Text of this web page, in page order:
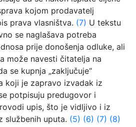
kojom prodavatelj
prava vlasništva. (7) U tekstu
se naglašava potreba
prije donošenja odluke, ali
može navesti čitatelja na
se kupnja „zaključuje“
koji je zapravo izvadak iz
potpisuju predugovor i
upis, što je vidljivo i iz
službenih uputa. (5) (6) (7) (8)